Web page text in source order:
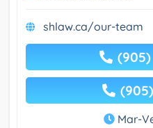
shlaw.ca/our-team
Mar-